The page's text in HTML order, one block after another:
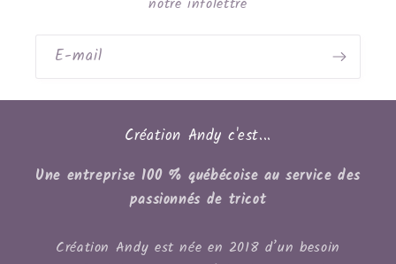
E-mail
Création Andy c'est...
Une entreprise 100 % québécoise au service des
passionnés de tricot
Création Andy est née en 2018 d’un besoin